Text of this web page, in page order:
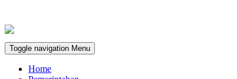
Toggle navigation Menu
Home